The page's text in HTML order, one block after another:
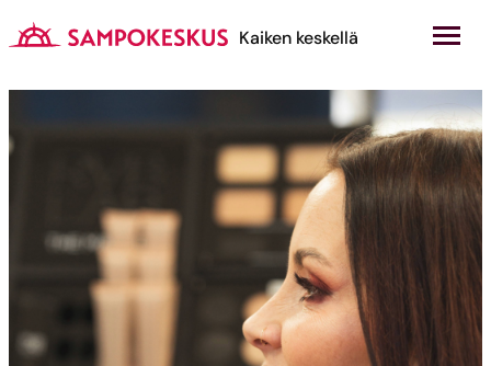
sisältöön
Kauppakeskus Sampokeskus
Kaiken keskellä